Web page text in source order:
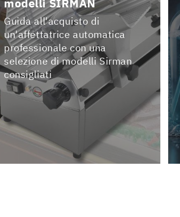
modelli SIRMAN
Guida all'acquisto di
un'affettatrice automatica
professionale con una
selezione di modelli Sirman
consigliati